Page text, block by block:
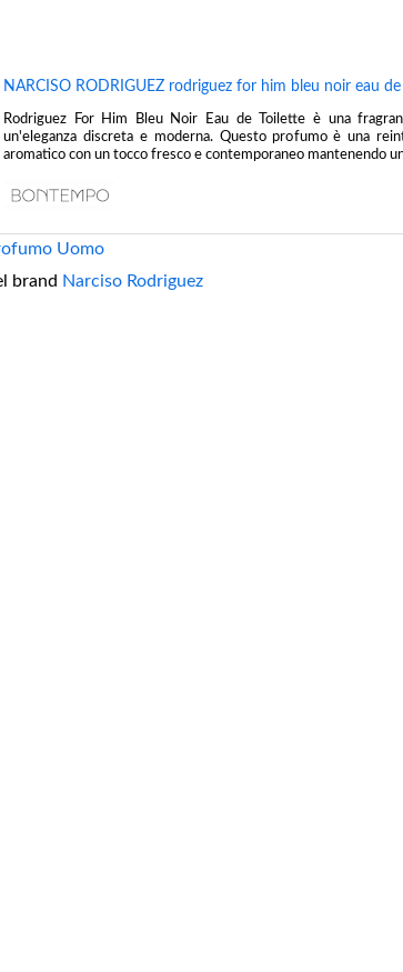
NARCISO RODRIGUEZ rodriguez for him bleu noir eau
Rodriguez For Him Bleu Noir Eau de Toilette è una
un'eleganza discreta e moderna. Questo profumo è una
aromatico con un tocco fresco e contemporaneo mantenendo
Uomo
brand Narciso Rodriguez